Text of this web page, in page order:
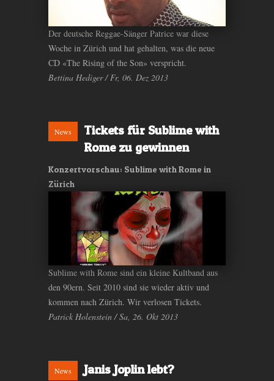
Der deutsche Reggae-Sänger Patrice war diese
Woche in Zürich und hat gehalten, was die neue
CD «The Rising of the Son» verspricht.
Bettina Hediger / Fr, 06. Dez 2013
News
Tickets für Sublime with
Rome zu gewinnen
Konzertvorschau: Sublime with Rome in
Zürich
Sublime with Rome sind ein kleine Kultband aus
den 90ern. Seit 2010 sind sie wieder aktiv und
kommen nach Zürich. Wir verlosen Tickets.
Patrick Holenstein / Sa, 26. Okt 2013
News Janis Joplin lebt?